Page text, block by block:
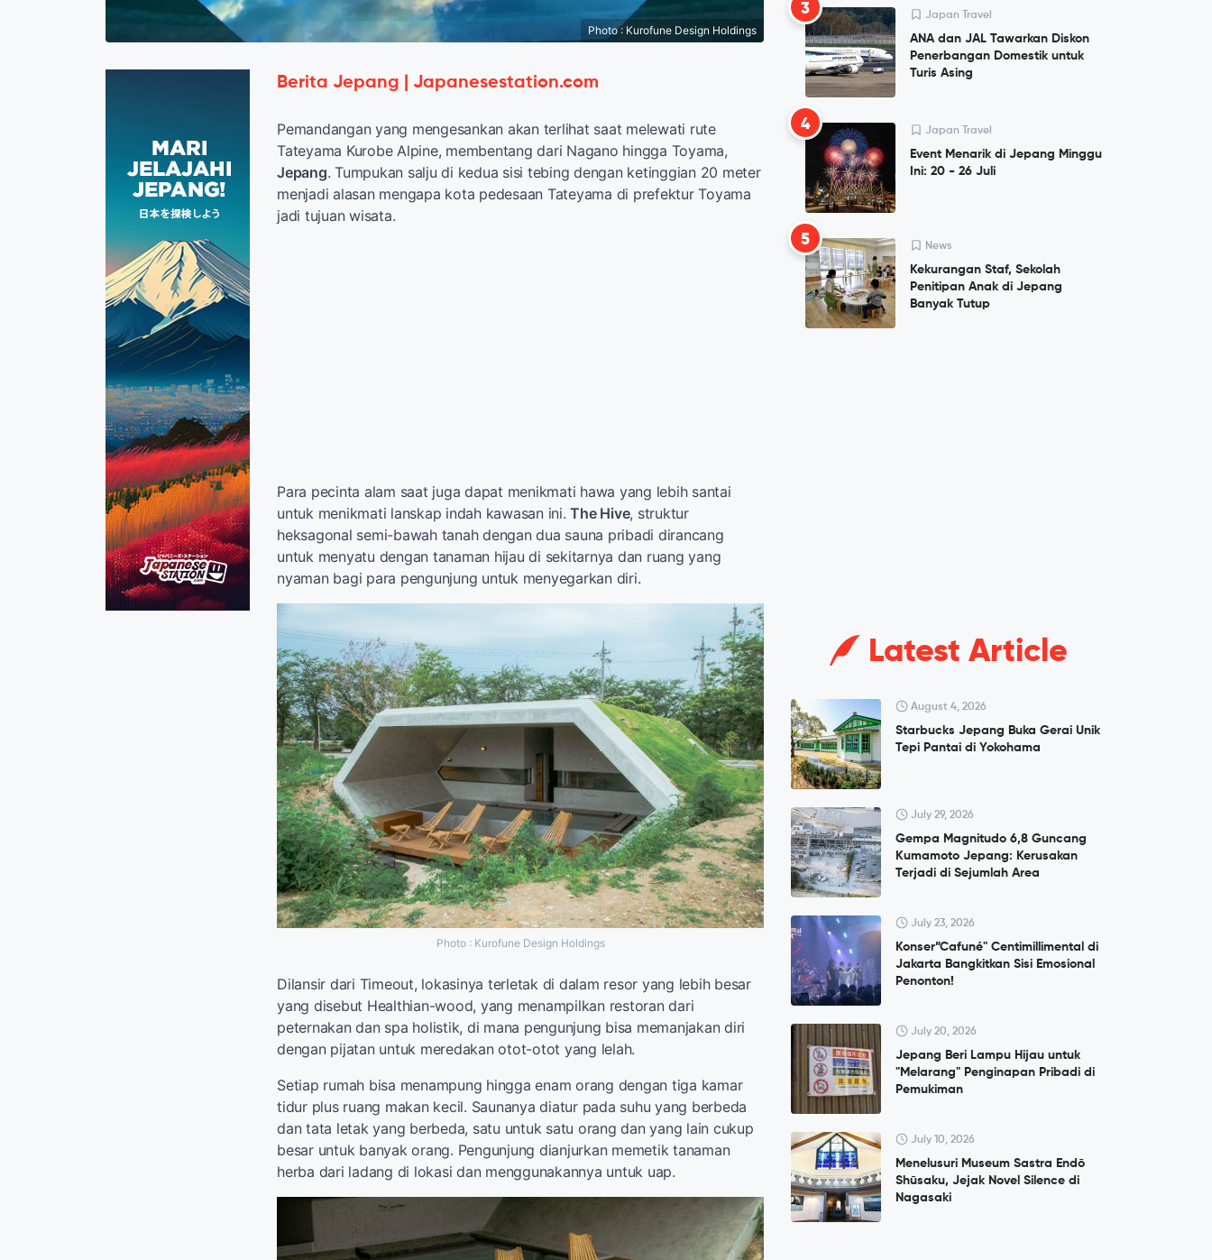
Photo : Kurofune Design Holdings
Berita Jepang | Japanesestation.com
Pemandangan yang mengesankan akan terlihat saat melewati rute
Tateyama Kurobe Alpine, membentang dari Nagano hingga Toyama,
Jepang. Tumpukan salju di kedua sisi tebing dengan ketinggian 20 meter
menjadi alasan mengapa kota pedesaan Tateyama di prefektur Toyama
jadi tujuan wisata.
Para pecinta alam saat juga dapat menikmati hawa yang lebih santai
untuk menikmati lanskap indah kawasan ini.The Hive, struktur
heksagonal semi-bawah tanah dengan dua sauna pribadi dirancang
untuk menyatu dengan tanaman hijau di sekitarnya dan ruang yang
nyaman bagi para pengunjung untuk menyegarkan diri.
Photo : Kurofune Design Holdings
Dilansir dari Timeout, lokasinya terletak di dalam resor yang lebih besar
yang disebut Healthian-wood, yang menampilkan restoran dari
peternakan dan spa holistik, di mana pengunjung bisa memanjakan diri
dengan pijatan untuk meredakan otot-otot yang lelah.
Setiap rumah bisa menampung hingga enam orang dengan tiga kamar
tidur plus ruang makan kecil. Saunanya diatur pada suhu yang berbeda
dan tata letak yang berbeda, satu untuk satu orang dan yang lain cukup
besar untuk banyak orang. Pengunjung dianjurkan memetik tanaman
herba dari ladang di lokasi dan menggunakannya untuk uap.
3 Japan Travel
ANA dan JAL Tawarkan Diskon
Penerbangan Domestik untuk
Turis Asing
4 Japan Travel
Event Menarik di Jepang Minggu
Ini: 20 - 26 Juli
5 News
Kekurangan Staf, Sekolah
Penitipan Anak di Jepang
Banyak Tutup
Latest Article
August 4, 2026
Starbucks Jepang Buka Gerai Unik
Tepi Pantai di Yokohama
July 29, 2026
Gempa Magnitudo 6,8 Guncang
Kumamoto Jepang: Kerusakan
Terjadi di Sejumlah Area
July 23, 2026
Konser”Cafuné" Centimillimental di
Jakarta Bangkitkan Sisi Emosional
Penonton!
July 20, 2026
Jepang Beri Lampu Hijau untuk
"Melarang" Penginapan Pribadi di
Pemukiman
July 10, 2026
Menelusuri Museum Sastra Endō
Shūsaku, Jejak Novel Silence di
Nagasaki